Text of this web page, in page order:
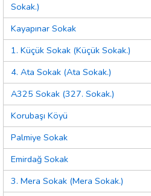
Sokak.)
Kayapınar Sokak
1. Küçük Sokak (Küçük Sokak.)
4. Ata Sokak (Ata Sokak.)
A325 Sokak (327. Sokak.)
Korubaşı Köyü
Palmiye Sokak
Emirdağ Sokak
3. Mera Sokak (Mera Sokak.)